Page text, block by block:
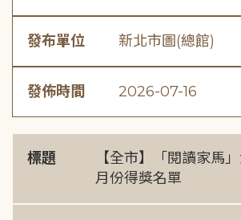
發布單位 新北市圖(總館)
發佈時間 2026-07-16
標題
【全市】「閱讀家馬
月份得獎名單